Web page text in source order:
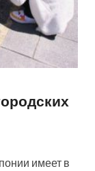
имеет в